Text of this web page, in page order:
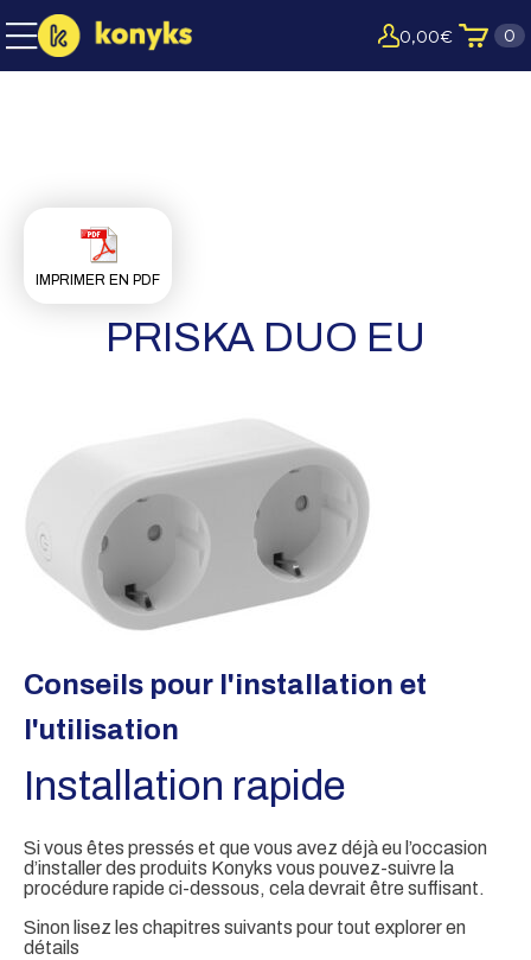
0,00€ 0
IMPRIMER EN PDF
PRISKA DUO EU
Conseils pour l'installation et
l'utilisation
Installation rapide
Si vous êtes pressés et que vous avez déjà eu l’occasion
d’installer des produits Konyks vous pouvez-suivre la
procédure rapide ci-dessous, cela devrait être suffisant.
Sinon lisez les chapitres suivants pour tout explorer en
détails